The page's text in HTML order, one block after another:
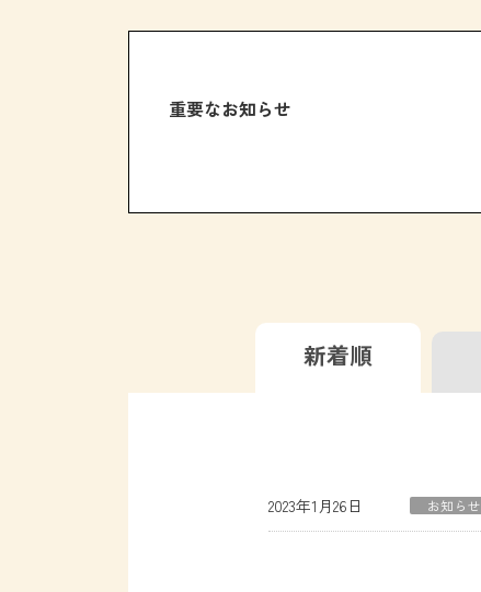
重要なお知らせ
新着順
2023年1月26日 お知らせ